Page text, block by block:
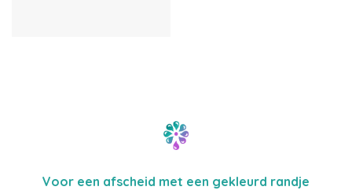
Voor een afscheid met een gekleurd randje